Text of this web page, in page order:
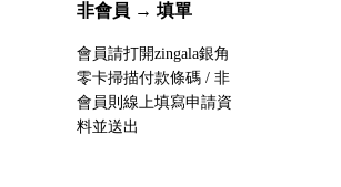
非會員 → 填單
會員請打開zingala銀角
零卡掃描付款條碼 / 非
會員則線上填寫申請資
料並送出